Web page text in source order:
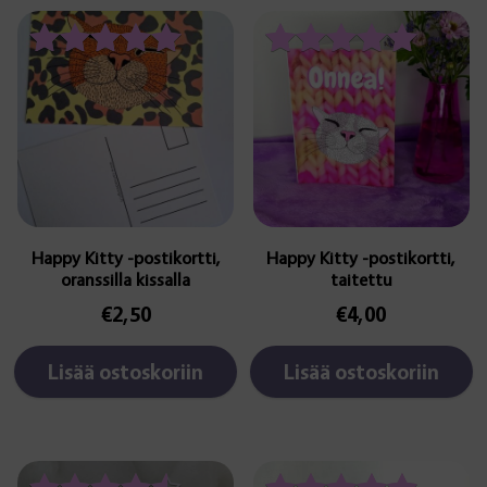
Happy Kitty -postikortti,
oranssilla kissalla
Arvostelu
tuotteesta:
5.00
/ 5
€2,50
Lisää ostoskoriin
Happy Kitty -postikortti,
taitettu
Arvostelu
tuotteesta:
5.00
/ 5
€4,00
Lisää ostoskoriin